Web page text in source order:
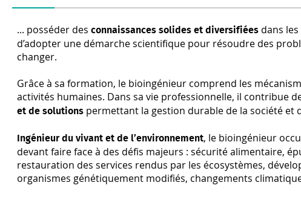
... posséder des connaissances solides et diversifiées dans
d’adopter une démarche scientifique pour résoudre des
changer.
Grâce à sa formation, le bioingénieur comprend les
activités humaines. Dans sa vie professionnelle, il contribue
et de solutions permettant la gestion durable de la société et
Ingénieur du vivant et de l’environnement, le bioingénieur
devant faire face à des défis majeurs : sécurité alimentaire,
restauration des services rendus par les écosystèmes,
organismes génétiquement modifiés, changements